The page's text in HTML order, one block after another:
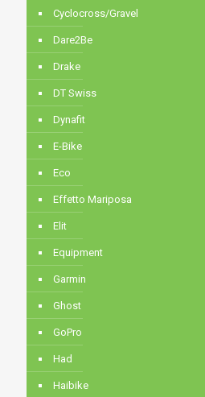
Cyclocross/Gravel
Dare2Be
Drake
DT Swiss
Dynafit
E-Bike
Eco
Effetto Mariposa
Elit
Equipment
Garmin
Ghost
GoPro
Had
Haibike